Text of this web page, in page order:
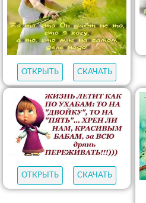
ОТКРЫТЬ СКАЧАТЬ
ОТКРЫТЬ СКАЧАТЬ